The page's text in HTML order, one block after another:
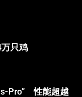
只鸡
Pro” 性能超越